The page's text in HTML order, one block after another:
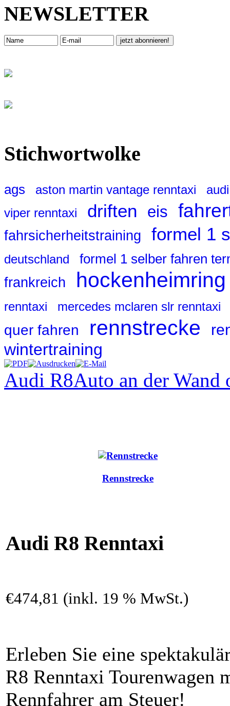
NEWSLETTER
Stichwortwolke
ags aston martin vantage renntaxi
viper renntaxi
driften eis
fahrsicherheitstraining formel 1
deutschland formel 1 selber fahren
frankreich hockenheimring
renntaxi mercedes mclaren slr renntaxi
quer fahren rennstrecke
wintertraining
Audi R8Auto an der Wand
Rennstrecke
Audi R8 Renntaxi
€474,81 (inkl. 19 % MwSt.)
Erleben Sie eine
R8 Renntaxi Tourenwagen
Rennfahrer am Steuer!